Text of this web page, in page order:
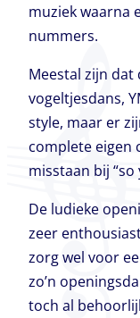
muziek waarna
nummers.
Meestal zijn dat
vogeltjesdans,
style, maar er
complete eigen
misstaan bij
De ludieke
zeer
zorg wel voor
zo’n
toch al